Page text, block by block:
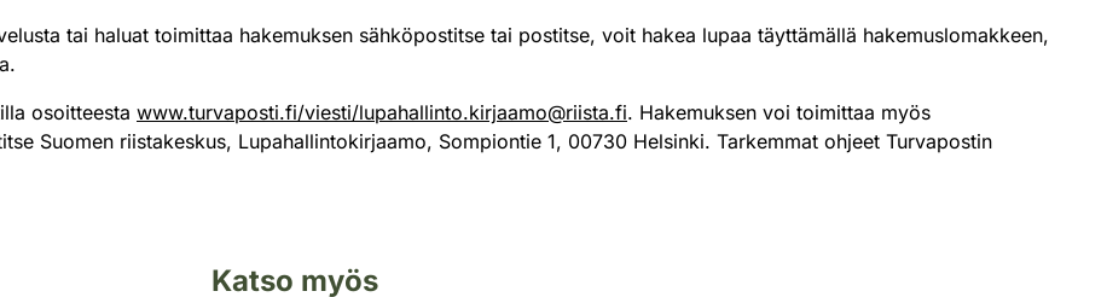
tai haluat toimittaa hakemuksen sähköpostitse tai postitse, voit hakea lupaa täyttämällä hakemuslomakkeen,
osoitteesta www.turvaposti.fi/viesti/lupahallinto.kirjaamo@riista.fi. Hakemuksen voi toimittaa myös
Suomen riistakeskus, Lupahallintokirjaamo, Sompiontie 1, 00730 Helsinki. Tarkemmat ohjeet Turvapostin
Katso myös